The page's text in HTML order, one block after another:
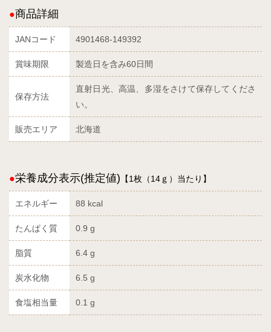
商品詳細
JANコード 4901468-149392
賞味期限 製造日を含み60日間
保存方法
直射日光、高温、多湿をさけて保存してくださ
い。
販売エリア 北海道
栄養成分表示(推定値) 【1枚（14ｇ）当たり】
エネルギー 88 kcal
たんぱく質 0.9 g
脂質 6.4 g
炭水化物 6.5 g
食塩相当量 0.1 g